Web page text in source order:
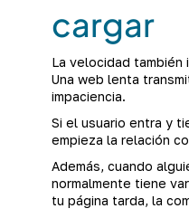
cargar
La velocidad
Una web lenta
impaciencia.
Si el usuario entra y
empieza la relación
Además, cuando
normalmente tiene
tu página tarda, la